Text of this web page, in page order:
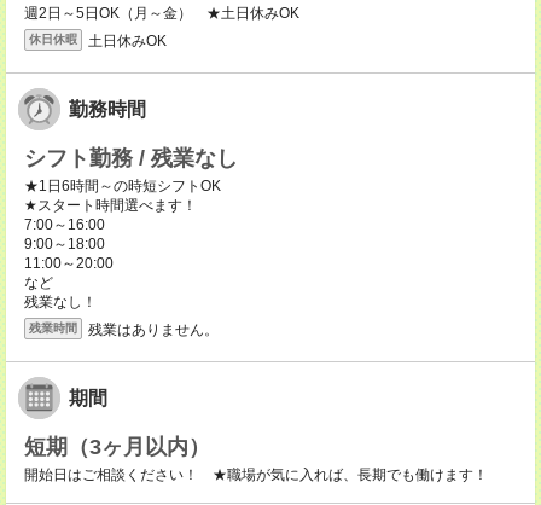
週2日～5日OK（月～金） ★土日休みOK
休日休暇 土日休みOK
勤務時間
シフト勤務 / 残業なし
★1日6時間～の時短シフトOK
★スタート時間選べます！
7:00～16:00
9:00～18:00
11:00～20:00
など
残業なし！
残業時間 残業はありません。
期間
短期（3ヶ月以内）
開始日はご相談ください！ ★職場が気に入れば、長期でも働けます！